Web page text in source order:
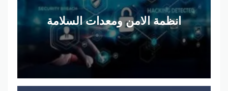
انظمة الامن ومعدات السلامة